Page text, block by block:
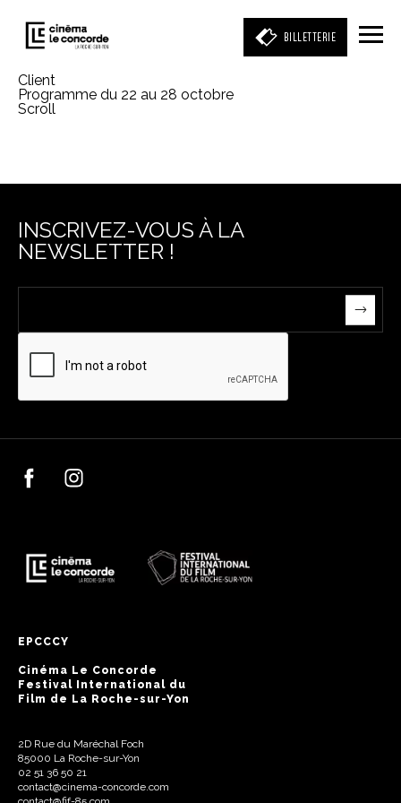
BILLETTERIE
Client
Programme du 22 au 28 octobre
Scroll
INSCRIVEZ-VOUS À LA
NEWSLETTER !
EPCCCY
Cinéma Le Concorde
Festival International du
Film de La Roche-sur-Yon
2D Rue du Maréchal Foch
85000 La Roche-sur-Yon
02 51 36 50 21
contact@cinema-concorde.com